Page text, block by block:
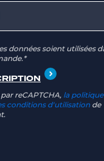
données soient utilisées
reCAPTCHA, la
conditions d'utilisationde